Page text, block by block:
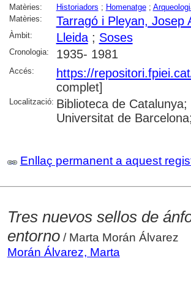
Matèries: Historiadors ; Homenatge;
Matèries:
Tarragó i Pleyan, Josep
Àmbit: Lleida; Soses
Cronologia: 1935- 1981
Accés:
https://
complet]
Localització: Biblioteca de
Universitat de
Enllaç permanent a aquest
Tres nuevos sellos de
entorno/ Marta Morán Álvarez
Morán Álvarez, Marta